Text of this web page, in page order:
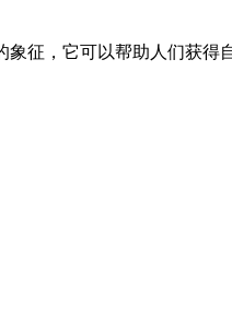
征，它可以帮助人们获得